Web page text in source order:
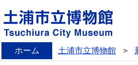
ホーム 土浦市立博物館 >